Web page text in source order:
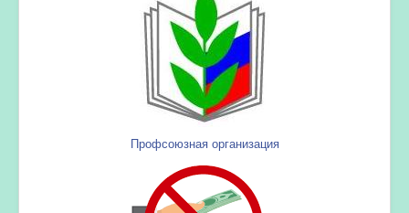
Профсоюзная организация